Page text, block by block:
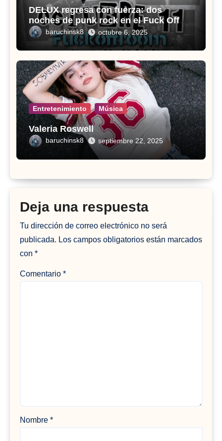
DELUX regresa con fuerza: dos
noches de punk rock en el Fuck Off
Roombaruchinsk8 octubre 6, 2025
Entretenimiento Música
Valeria Roswell
baruchinsk8 septiembre 22, 2025
Deja una respuesta
Tu dirección de correo electrónico no será
publicada. Los campos obligatorios están marcados
con *
Comentario *
Nombre *